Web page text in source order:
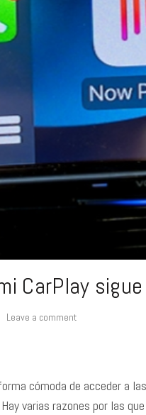
CarPlay
Leave a comment
cómoda de acceder a
varias razones por las